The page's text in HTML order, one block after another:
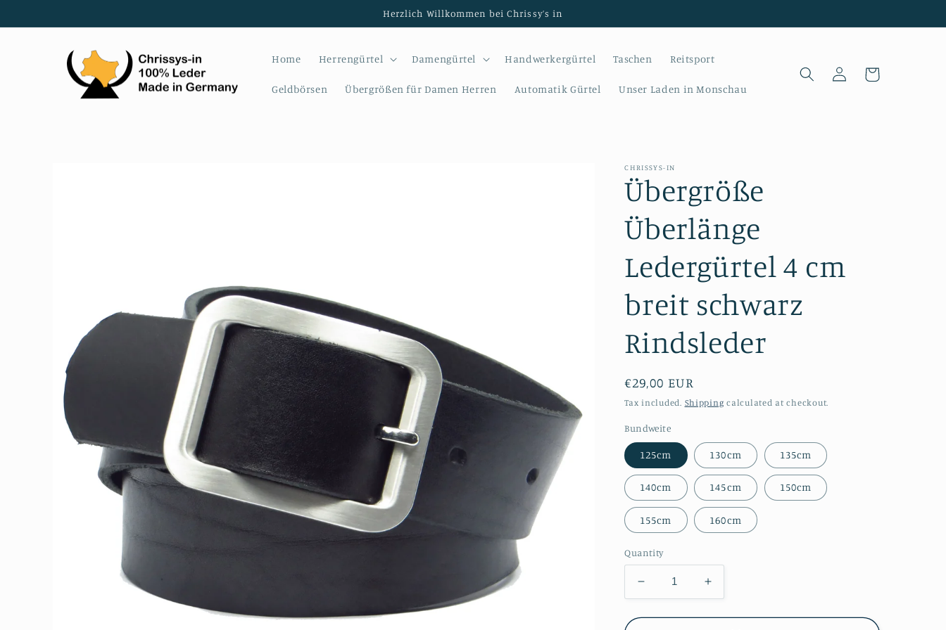
Herzlich Willkommen bei Chrissy’s in
Home Herrengürtel Damengürtel Handwerkergürtel Taschen Reitsport
Geldbörsen Übergrößen für Damen Herren Automatik Gürtel Unser Laden in Monschau
Log
in
Cart
CHRISSYS-IN
Übergröße
Überlänge
Ledergürtel 4 cm
breit schwarz
Rindsleder
Regular
price
€29,00 EUR
Tax included. Shipping calculated at checkout.
Bundweite
125cm 130cm 135cm
140cm 145cm 150cm
155cm 160cm
Quantity
Decrease
quantity
for
Increase
quantity
for